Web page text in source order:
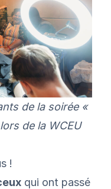
de la soirée «
de la WCEU
!
qui ont passé